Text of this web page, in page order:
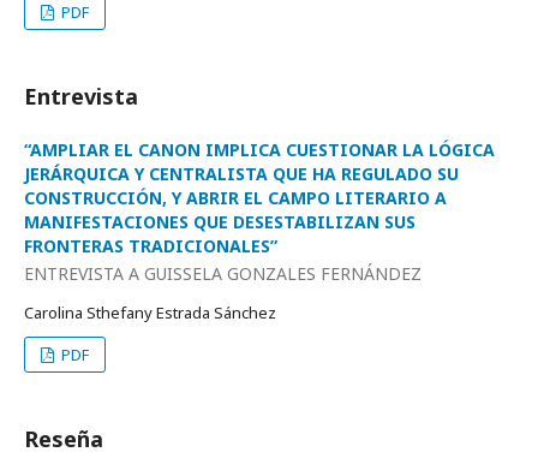
PDF
Entrevista
“AMPLIAR EL CANON IMPLICA CUESTIONAR LA LÓGICA
JERÁRQUICA Y CENTRALISTA QUE HA REGULADO SU
CONSTRUCCIÓN, Y ABRIR EL CAMPO LITERARIO A
MANIFESTACIONES QUE DESESTABILIZAN SUS
FRONTERAS TRADICIONALES”
ENTREVISTA A GUISSELA GONZALES FERNÁNDEZ
Carolina Sthefany Estrada Sánchez
PDF
Reseña